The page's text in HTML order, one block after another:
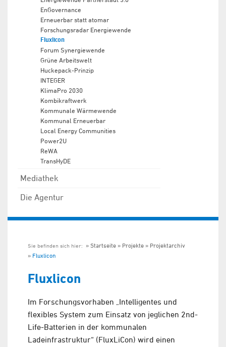
EnGovernance
Erneuerbar statt atomar
Forschungsradar Energiewende
Fluxlicon
Forum Synergiewende
Grüne Arbeitswelt
Huckepack-Prinzip
INTEGER
KlimaPro 2030
Kombikraftwerk
Kommunale Wärmewende
Kommunal Erneuerbar
Local Energy Communities
Power2U
ReWA
TransHyDE
Mediathek
Die Agentur
Sie befinden sich hier: Startseite Projekte
Projektarchiv
Fluxlicon
Fluxlicon
Im Forschungsvorhaben „Intelligentes und
flexibles System zum Einsatz von jeglichen 2nd-
Life-Batterien in der kommunalen
Ladeinfrastruktur“ (FluxLiCon) wird einen